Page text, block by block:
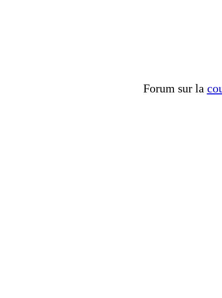
Forum sur la